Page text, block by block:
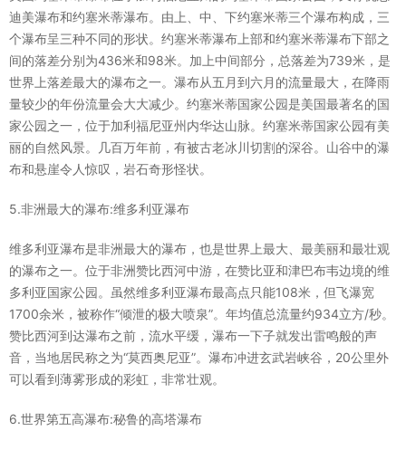
迪美瀑布和约塞米蒂瀑布。由上、中、下约塞米蒂三个瀑布构成，三
个瀑布呈三种不同的形状。约塞米蒂瀑布上部和约塞米蒂瀑布下部之
间的落差分别为436米和98米。加上中间部分，总落差为739米，是
世界上落差最大的瀑布之一。瀑布从五月到六月的流量最大，在降雨
量较少的年份流量会大大减少。约塞米蒂国家公园是美国最著名的国
家公园之一，位于加利福尼亚州内华达山脉。约塞米蒂国家公园有美
丽的自然风景。几百万年前，有被古老冰川切割的深谷。山谷中的瀑
布和悬崖令人惊叹，岩石奇形怪状。
5.非洲最大的瀑布:维多利亚瀑布
维多利亚瀑布是非洲最大的瀑布，也是世界上最大、最美丽和最壮观
的瀑布之一。位于非洲赞比西河中游，在赞比亚和津巴布韦边境的维
多利亚国家公园。虽然维多利亚瀑布最高点只能108米，但飞瀑宽
1700余米，被称作“倾泄的极大喷泉”。年均值总流量约934立方/秒。
赞比西河到达瀑布之前，流水平缓，瀑布一下子就发出雷鸣般的声
音，当地居民称之为“莫西奥尼亚”。瀑布冲进玄武岩峡谷，20公里外
可以看到薄雾形成的彩虹，非常壮观。
6.世界第五高瀑布:秘鲁的高塔瀑布